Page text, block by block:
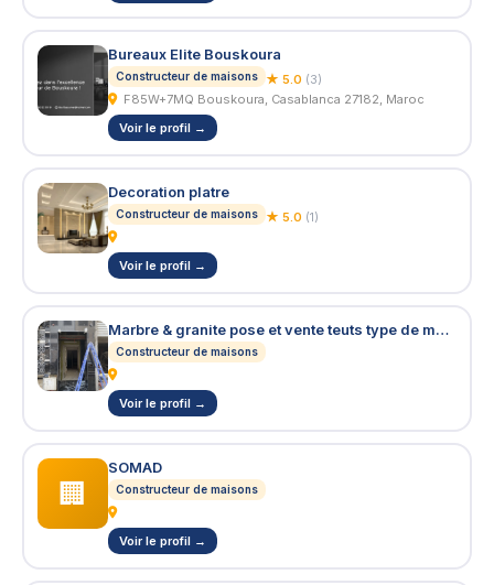
Bureaux Elite Bouskoura
Constructeur de maisons ★ 5.0 (3)
F85W+7MQ Bouskoura, Casablanca 27182, Maroc
Voir le profil →
Decoration platre
Constructeur de maisons ★ 5.0 (1)
Voir le profil →
Marbre & granite pose et vente teuts type de marbre
Constructeur de maisons
Voir le profil →
🏢
SOMAD
Constructeur de maisons
Voir le profil →